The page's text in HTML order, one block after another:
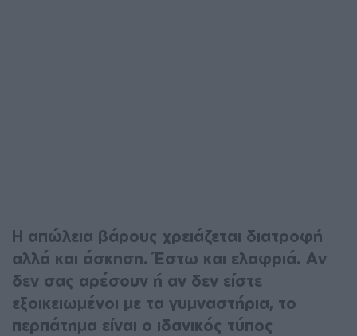
Η απώλεια βάρους χρειάζεται διατροφή
αλλά και άσκηση. Έστω και ελαφριά. Αν
δεν σας αρέσουν ή αν δεν είστε
εξοικειωμένοι με τα γυμναστήρια, το
περπάτημα είναι ο ιδανικός τύπος